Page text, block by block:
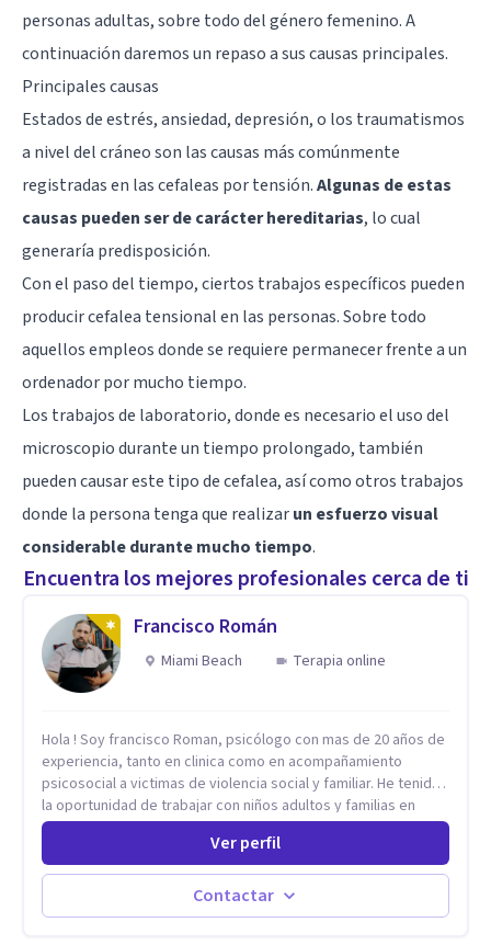
personas adultas, sobre todo del género femenino. A
continuación daremos un repaso a sus causas principales.
Principales causas
Estados de estrés, ansiedad, depresión, o los traumatismos
a nivel del cráneo son las causas más comúnmente
registradas en las cefaleas por tensión.Algunas de estas
causas pueden ser de carácter hereditarias, lo cual
generaría predisposición.
Con el paso del tiempo, ciertos trabajos específicos pueden
producir cefalea tensional en las personas. Sobre todo
aquellos empleos donde se requiere permanecer frente a un
ordenador por mucho tiempo.
Los trabajos de laboratorio, donde es necesario el uso del
microscopio durante un tiempo prolongado, también
pueden causar este tipo de cefalea, así como otros trabajos
donde la persona tenga que realizarun esfuerzo visual
considerable durante mucho tiempo.
Encuentra los mejores profesionales cerca de ti
Francisco Román
Miami Beach Terapia online
Hola ! Soy francisco Roman, psicólogo con mas de 20 años de
experiencia, tanto en clinica como en acompañamiento
psicosocial a victimas de violencia social y familiar. He tenido
la oportunidad de trabajar con niños adultos y familias en
todos los espacios y esto me ha dado un una variedad de
aprendizajes que ahora pongo a tu disposicion. En la
actualidad puedo atenderte de manera presencial y/o virtual,
de lunes a sabado. el costo de cada sesión lo acordamos en
el primer contacto
Ver perfil
Contactar